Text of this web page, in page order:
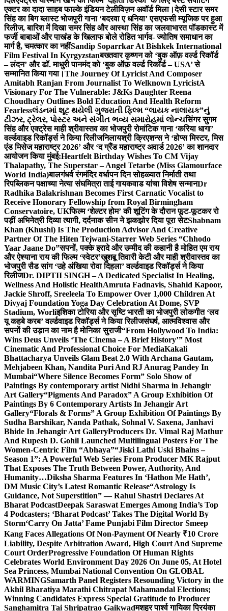
एक्टर का दादा साहब फाल्के इंडियन टेलीविज़न अवॉर्ड मिला।देसी स्टार समर
सिंह का बिग ब्लास्ट भोजपुरी गाना ‘बदरवा ए धनिया’ एसएफसी म्यूजिक पर हुआ
रिलीज, बारिश में दिखा समर सिंह और आस्था सिंह का जलवाभारत पॉडकास्ट में
फर्जी बाबाओं और पाखंड के खिलाफ बोले रोहित भार्गव- ज्योतिष समाधान का
मार्ग है, चमत्कार का नहींSandip Soparrkar At Bishkek International
Film Festival In Kyrgyzstanबख्तवार कृष्णन को ‘बुक ऑफ़ वर्ल्ड रिकॉर्ड
– लंदन’ और डॉ. माधुरी पानमंद को ‘बुक ऑफ़ वर्ल्ड रिकॉर्ड – USA’ से
सम्मानित किया गया।The Journey Of Lyricist And Composer
Amitabh Ranjan From Journalist To Welknown LyricistA
Visionary For The Vulnerable: J&Ks Daughter Reena
Choudhary Outlines Bold Education And Health Reform
Fearlessલંડનમાં શૂટ થયેલી ગુજરાતી ફિલ્મ “લાયક નાલાયક”નું
ટીઝર, ટ્રેલર, પોસ્ટર અને સંગીત ભવ્ય સમારોહમાં લોન્ચसिंगर सुगम
सिंह और एक्ट्रेस माही श्रीवास्तव का भोजपुरी रोमांटिक गाना ‘करिया धागा’
वर्ल्डवाइड रिकॉर्ड्स ने किया रिलीजनिलायश्री क्रिएशन्स ने ‘होप्स मिस्टर, मिस
एंड मिसेज महाराष्ट्र 2026’ और ‘द ग्रैंड महाराष्ट्र अवार्ड 2026’ का शानदार
आयोजन किया मुंबई:Heartfelt Birthday Wishes To CM Vijay
Thalapathy, The Superstar – Angel Tetarbe (Miss Glamourface
World India)बालगंधर्व रंगमंदिर वर्धापन दिन सोहळ्यात निर्माती तथा
रिपब्लिकन पक्षाच्या नेत्या संघमित्रा ताई गायकवाड यांचा विशेष सन्मानDr
Radhika Balakrishnan Becomes First Carnatic Vocalist to
Receive Honorary Fellowship from Royal Birmingham
Conservatoire, UKफिल्म ‘शेल्टर होम’ की शूटिंग के दौरान फूट-फूटकर रो
पड़ीं अभिनेत्री दिव्या त्यागी, दर्दनाक सीन ने झकझोर दिया पूरा सेटShabnam
Khan (Khushi) Is The Production Advisor And Creative
Partner Of The Hiten Tejwani-Starrer Web Series “Chhodo
Yaar Jaane Do”सपनों, पक्के इरादे और उम्मीद की कहानी है मोहित एम राय
और ऐश्याना राय की फिल्म ‘स्वेटर’खुशबू तिवारी केटी और माही श्रीवास्तव का
भोजपुरी सैड सांग ‘उहे अंखिया रोवा दिहला’ वर्ल्डवाइड रिकॉर्ड्स ने किया
रिलीजDr. DIPTII SINGH – A Dedicated Specialist In Healing,
Wellness And Holistic HealthAmruta Fadnavis, Shahid Kapoor,
Jackie Shroff, Sreeleela To Empower Over 1,000 Children At
Divyaj Foundation Yoga Day Celebration At Dome, SVP
Stadium, Worliइशिका टोरिया और सृष्टि भारती का भोजपुरी लोकगीत ‘लव
यू कहबे करब’ वर्ल्डवाइड रिकॉर्ड्स ने किया रिलीजसंघर्ष, आत्मविश्वास और
सपनों की उड़ान का नाम है मोनिका सुराजी“From Hollywood To India:
Wins Deus Unveils ‘The Cinema – A Brief History’” Most
Cinematic And Professional Choice For MediaKakali
Bhattacharya Unveils Glam Beat 2.0 With Archana Gautam,
Mehjabeen Khan, Nandita Puri And RJ Anurag Pandey In
Mumbai“Where Silence Becomes Form” Solo Show of
Paintings By contemporary artist Nidhi Sharma in Jehangir
Art Gallery“Pigments And Paradox” A Group Exhibition Of
Paintings By 6 Contemporary Artists In Jehangir Art
Gallery“Florals & Forms” A Group Exhibition Of Paintings By
Sudha Barshikar, Nanda Pathak, Sohnal V. Saxena, Janhavi
Bhide In Jehangir Art GalleryProducers Dr. Vimal Raj Mathur
And Rupesh D. Gohil Launched Multilingual Posters For The
Women-Centric Film “Abhaya”“Jiski Lathi Uski Bhains –
Season 1”: A Powerful Web Series From Producer MK Rajput
That Exposes The Truth Between Power, Authority, And
Humanity…Diksha Sharma Features In ‘Hathon Me Hath’,
DM Music City’s Latest Romantic Release“Astrology Is
Guidance, Not Superstition” — Rahul Shastri Declares At
Bharat PodcastDeepak Saraswat Emerges Among India’s Top
4 Podcasters; ‘Bharat Podcast’ Takes The Digital World By
Storm‘Carry On Jatta’ Fame Punjabi Film Director Smeep
Kang Faces Allegations Of Non-Payment Of Nearly ₹10 Crore
Liability, Despite Arbitration Award, High Court And Supreme
Court OrderProgressive Foundation Of Human Rights
Celebrates World Environment Day 2026 On June 05, At Hotel
Sea Princess, Mumbai National Convention On GLOBAL
WARMINGSamarth Panel Registers Resounding Victory in the
Akhil Bharatiya Marathi Chitrapat Mahamandal Elections;
Winning Candidates Express Special Gratitude to Producer
Sanghamitra Tai Shripatrao Gaikwadमशहूर पार्श्व गायिका प्रियंका